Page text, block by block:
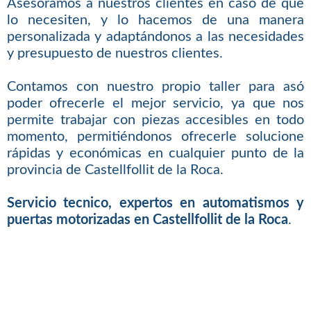
Asesoramos a nuestros clientes en caso de que
lo necesiten, y lo hacemos de una manera
personalizada y adaptándonos a las necesidades
y presupuesto de nuestros clientes.
Contamos con nuestro propio taller para asó
poder ofrecerle el mejor servicio, ya que nos
permite trabajar con piezas accesibles en todo
momento, permitiéndonos ofrecerle solucione
rápidas y económicas en cualquier punto de la
provincia de Castellfollit de la Roca.
Servicio tecnico, expertos en automatismos y
puertas motorizadas en Castellfollit de la Roca.